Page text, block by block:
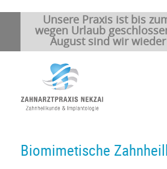
Unsere Praxis ist bis
wegen Urlaub
August sind wir
Biomimetische